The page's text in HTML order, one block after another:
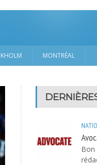
MONTRÉAL
Bon